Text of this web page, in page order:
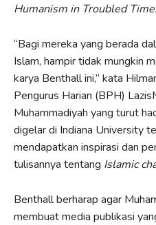
Humanism in Troubled
“Bagi mereka yang berada
Islam, hampir tidak mungkin
karya Benthall ini,” kata
Pengurus Harian (BPH)
Muhammadiyah yang turut
digelar di Indiana University
mendapatkan inspirasi dan
tulisannya tentang Islamic
Benthall berharap agar
membuat media publikasi